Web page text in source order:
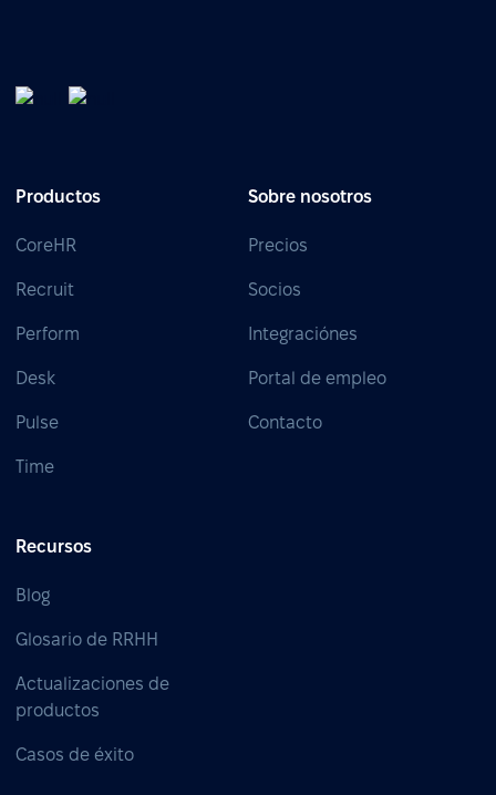
Productos
CoreHR
Recruit
Perform
Desk
Pulse
Time
Sobre nosotros
Precios
Socios
Integraciónes
Portal de empleo
Contacto
Recursos
Blog
Glosario de RRHH
Actualizaciones de
productos
Casos de éxito